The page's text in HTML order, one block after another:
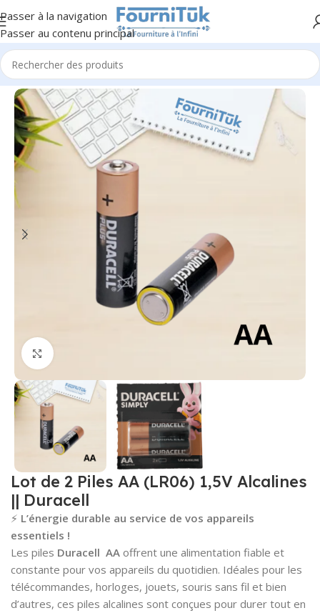
Passer à la navigation
Passer au contenu principal
Accueil/Fourniture de Bureau/Accessoires de Bureau
Cliquez pour agrandir
Lot de 2 Piles AA (LR06) 1,5V Alcalines
|| Duracell
⚡ L’énergie durable au service de vos appareils
essentiels !
Les piles Duracell AA offrent une alimentation fiable et
constante pour vos appareils du quotidien. Idéales pour les
télécommandes, horloges, jouets, souris sans fil et bien
d’autres, ces piles alcalines sont conçues pour durer tout en